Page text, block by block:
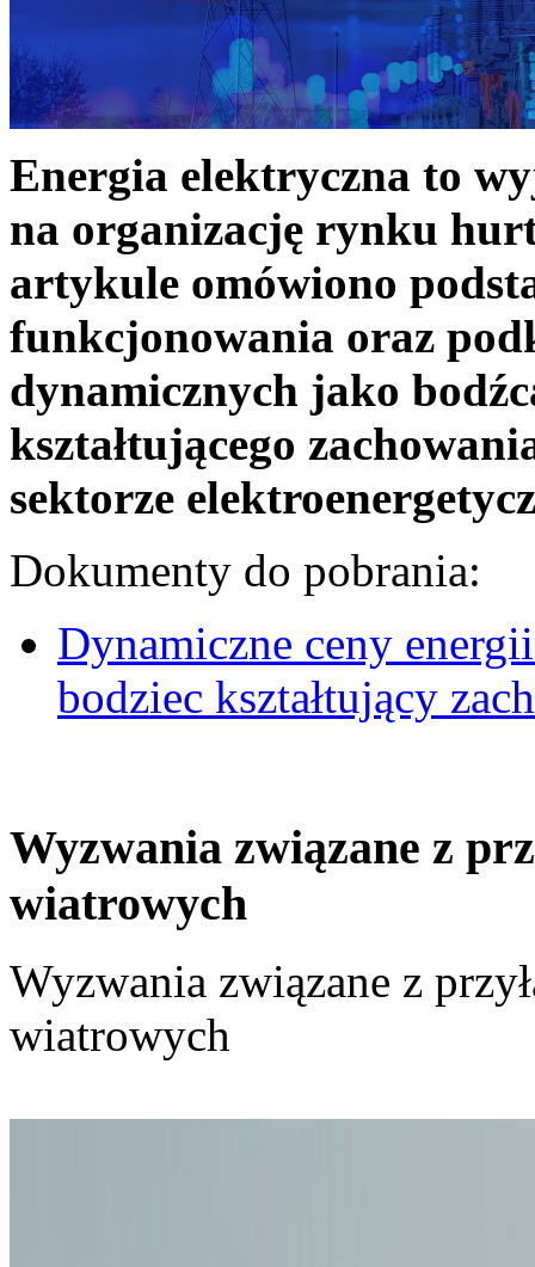
Energia elektryczna to
na organizację rynku
artykule omówiono
funkcjonowania oraz
dynamicznych jako
kształtującego
sektorze
Dokumenty do pobrania:
Dynamiczne ceny
bodziec kształtujący
Wyzwania związane z
wiatrowych
Wyzwania związane z
wiatrowych